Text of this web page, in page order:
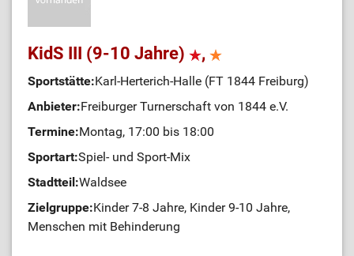
KidS III (9-10 Jahre) ,
Sportstätte:Karl-Herterich-Halle (FT 1844 Freiburg)
Anbieter:Freiburger Turnerschaft von 1844 e.V.
Termine:Montag, 17:00 bis 18:00
Sportart:Spiel- und Sport-Mix
Stadtteil:Waldsee
Zielgruppe:Kinder 7-8 Jahre, Kinder 9-10 Jahre,
Menschen mit Behinderung